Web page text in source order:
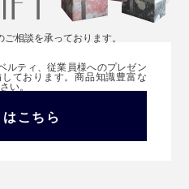
相談を承っております。
ルティ、従業員様へのプレゼン
ております。商品知識豊富な
い。
こちら